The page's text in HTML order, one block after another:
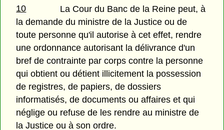
10
La Cour du Banc de la Reine peut, à
la demande du ministre de la Justice ou de
toute personne qu'il autorise à cet effet, rendre
une ordonnance autorisant la délivrance d'un
bref de contrainte par corps contre la personne
qui obtient ou détient illicitement la possession
de registres, de papiers, de dossiers
informatisés, de documents ou affaires et qui
néglige ou refuse de les rendre au ministre de
la Justice ou à son ordre.